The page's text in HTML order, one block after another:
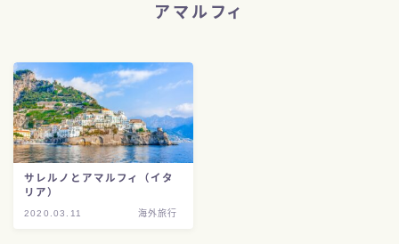
アマルフィ
サレルノとアマルフィ（イタ
リア）
2020.03.11 海外旅行